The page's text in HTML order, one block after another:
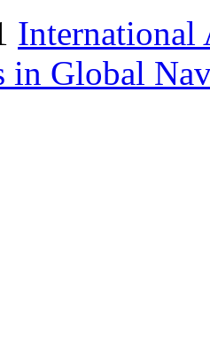
International
in Global